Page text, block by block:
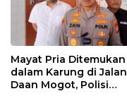
Mayat Pria Ditemukan
dalam Karung di Jalan
Daan Mogot, Polisi